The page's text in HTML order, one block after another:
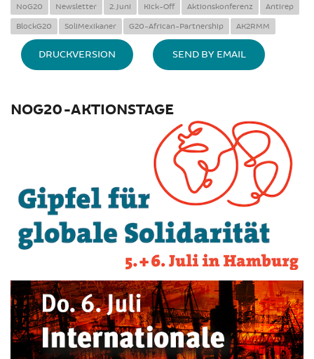
NoG20 Newsletter 2. Juni Kick-Off Aktionskonferenz Antirep
BlockG20 SoliMexikaner G20-African-Partnership AK2RMM
DRUCKVERSION SEND BY EMAIL
NOG20-AKTIONSTAGE